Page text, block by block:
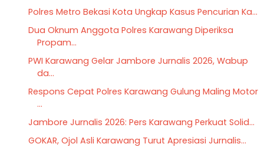
Polres Metro Bekasi Kota Ungkap Kasus Pencurian Ka...
Dua Oknum Anggota Polres Karawang Diperiksa
Propam...
PWI Karawang Gelar Jambore Jurnalis 2026, Wabup
da...
Respons Cepat Polres Karawang Gulung Maling Motor
...
Jambore Jurnalis 2026: Pers Karawang Perkuat Solid...
GOKAR, Ojol Asli Karawang Turut Apresiasi Jurnalis...